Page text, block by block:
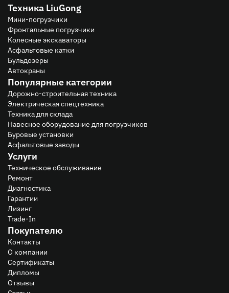
Техника LiuGong
Мини-погрузчики
Фронтальные погрузчики
Колесные экскаваторы
Асфальтовые катки
Бульдозеры
Автокраны
Популярные категории
Дорожно-строительная техника
Электрическая спецтехника
Техника для склада
Навесное оборудование для погрузчиков
Буровые установки
Асфальтовые заводы
Услуги
Техническое обслуживание
Ремонт
Диагностика
Гарантии
Лизинг
Trade-In
Покупателю
Контакты
О компании
Сертификаты
Дипломы
Отзывы